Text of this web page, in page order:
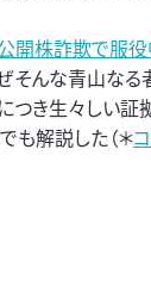
開株詐欺で服
そんな青山な
き生々しい証
も解説した（＊